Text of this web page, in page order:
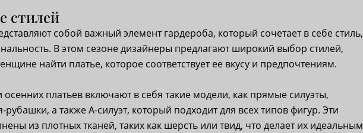
стилей
собой важный элемент гардероба, который сочетает в себе стиль,
В этом сезоне дизайнеры предлагают широкий выбор стилей,
найти платье, которое соответствует ее вкусу и предпочтениям.
осенних платьев включают в себя такие модели, как прямые силуэты,
а также A-силуэт, который подходит для всех типов фигур. Эти
из плотных тканей, таких как шерсть или твид, что делает их идеальным